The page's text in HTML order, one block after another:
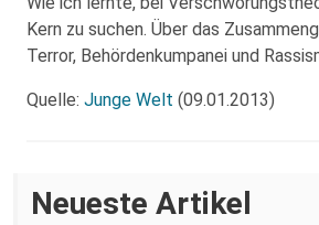
Kern zu suchen. Über das
Terror, Behördenkumpanei und
Quelle: Junge Welt (09.01.2013)
Neueste Artikel